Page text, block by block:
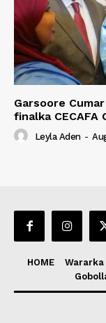
Garsoore
finalka CECAFA
Leyla Aden -
HOME Wararka